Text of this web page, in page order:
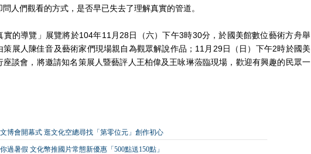
人們觀看的方式，是否早已失去了理解真實的管道。
實的導覽」展覽將於104年11月28日（六）下午3時30分，於國美館數位藝術方舟舉
策展人陳佳音及藝術家們現場親自為觀眾解說作品；11月29日（日）下午2時於國美
座談會，將邀請知名策展人暨藝評人王柏偉及王咏琳蒞臨現場，歡迎有興趣的民眾一
博會開幕式 逛文化空總尋找「第零位元」創作初心
過暑假 文化幣推國片常態新優惠「500點送150點」